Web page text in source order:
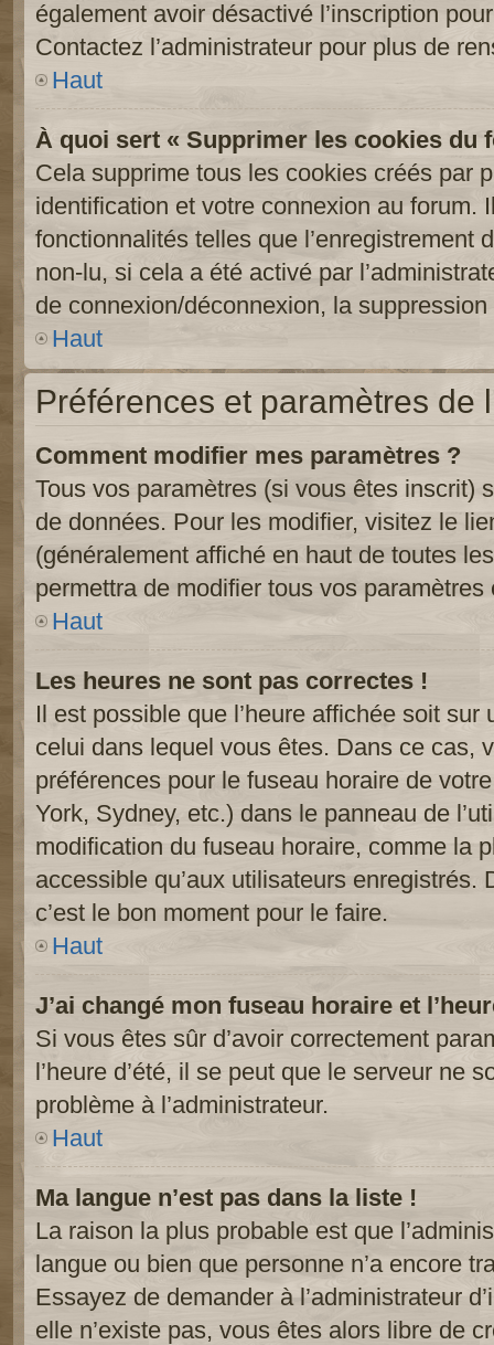
également avoir désactivé l’inscription
Contactez l’administrateur pour plus de
Haut
À quoi sert « Supprimer les cookies du
Cela supprime tous les cookies créés par
identification et votre connexion au forum.
fonctionnalités telles que l’enregistrement
non-lu, si cela a été activé par
de connexion/déconnexion, la
Haut
Préférences et paramètres de
Comment modifier mes paramètres ?
Tous vos paramètres (si vous êtes inscrit)
de données. Pour les modifier, visitez le
(généralement affiché en haut de toutes
permettra de modifier tous vos paramètres
Haut
Les heures ne sont pas correctes !
Il est possible que l’heure affichée soit
celui dans lequel vous êtes. Dans ce cas,
préférences pour le fuseau horaire de
York, Sydney, etc.) dans le panneau de
modification du fuseau horaire, comme la
accessible qu’aux utilisateurs enregistrés.
c’est le bon moment pour le faire.
Haut
J’ai changé mon fuseau horaire et
Si vous êtes sûr d’avoir correctement
l’heure d’été, il se peut que le serveur ne
problème à l’administrateur.
Haut
Ma langue n’est pas dans la liste !
La raison la plus probable est que
langue ou bien que personne n’a encore
Essayez de demander à l’administrateur
elle n’existe pas, vous êtes alors libre de